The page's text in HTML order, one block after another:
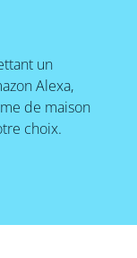
un
Alexa,
de maison
choix.